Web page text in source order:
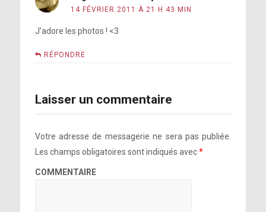
14 FÉVRIER 2011 À 21 H 43 MIN
J’adore les photos ! <3
RÉPONDRE
Laisser un commentaire
Votre adresse de messagerie ne sera pas publiée.
Les champs obligatoires sont indiqués avec*
COMMENTAIRE